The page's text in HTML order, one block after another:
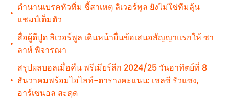
•
ตำนานเบรคหัวทิ่ม ชี้สาเหตุ ลิเวอร์พูล ยังไม่ใช่ทีมลุ้น
แชมป์เต็มตัว
•
สื่อผู้ดีปูด ลิเวอร์พูล เดินหน้ายื่นข้อเสนอสัญญาแรกให้ ซา
ลาห์ พิจารณา
•
สรุปผลบอลเมื่อคืน พรีเมียร์ลีก 2024/25 วันอาทิตย์ที่ 8
ธันวาคมพร้อมไฮไลท์-ตารางคะแนน: เชลซี รัวแซง,
อาร์เซนอล สะดุด